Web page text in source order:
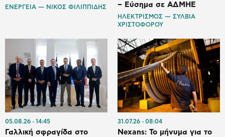
ΕΝΕΡΓΕΙΑ — ΝΙΚΟΣ ΦΙΛΙΠΠΙΔΗΣ
– Εύσημα σε ΑΔΜΗΕ
ΗΛΕΚΤΡΙΣΜΟΣ — ΣΥΛΒΙΑ
ΧΡΙΣΤΟΦΟΡΟΥ
05.08.26 14:45
Γαλλική σφραγίδα στο
31.07.26 08:04
Nexans: Το μήνυμα για το